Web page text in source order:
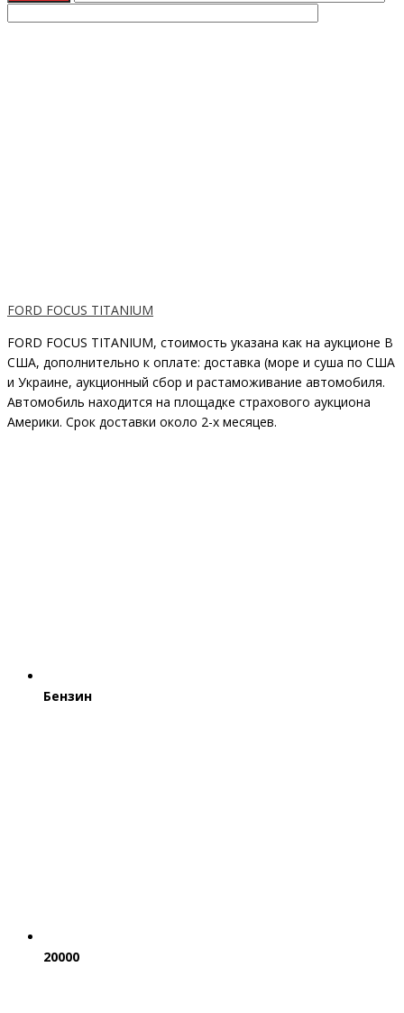
FORD FOCUS TITANIUM
FORD FOCUS TITANIUM, стоимость указана как на аукционе В
США, дополнительно к оплате: доставка (море и суша по США
и Украине, аукционный сбор и растаможивание автомобиля.
Автомобиль находится на площадке страхового аукциона
Америки. Срок доставки около 2-x месяцев.
Бензин
20000